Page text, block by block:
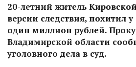
20-летний житель
версии следствия, похитил
один миллион рублей.
Владимирской области
уголовного дела в суд.